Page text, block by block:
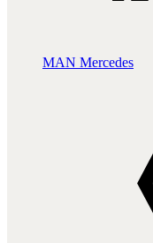
MAN Mercedes